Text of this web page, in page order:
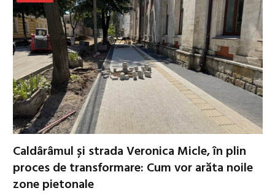
Caldârâmul și strada Veronica Micle, în plin
proces de transformare: Cum vor arăta noile
zone pietonale